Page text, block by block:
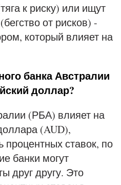
к риску) или ищут
от рисков) -
который влияет на
банка Австралии
доллар?
(РБА) влияет на
(AUD),
процентных ставок, по
банки могут
друг другу. Это